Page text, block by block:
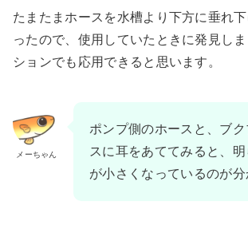
たまたまホースを水槽より下方に垂れ
ったので、使用していたときに発見し
ションでも応用できると思います。
メーちゃん
ポンプ側のホースと、ブ
スに耳をあててみると、
が小さくなっているのが分